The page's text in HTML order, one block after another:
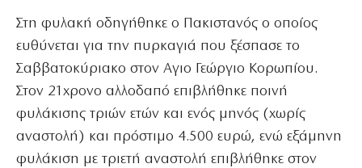
Στη φυλακή οδηγήθηκε ο Πακιστανός ο οποίος
ευθύνεται για την πυρκαγιά που ξέσπασε το
Σαββατοκύριακο στον Αγιο Γεώργιο Κορωπίου.
Στον 21χρονο αλλοδαπό επιβλήθηκε ποινή
φυλάκισης τριών ετών και ενός μηνός (χωρίς
αναστολή) και πρόστιμο 4.500 ευρώ, ενώ εξάμηνη
φυλάκιση με τριετή αναστολή επιβλήθηκε στον